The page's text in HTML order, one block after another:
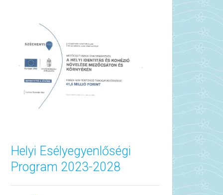
Helyi Esélyegyenlőségi
Program 2023-2028